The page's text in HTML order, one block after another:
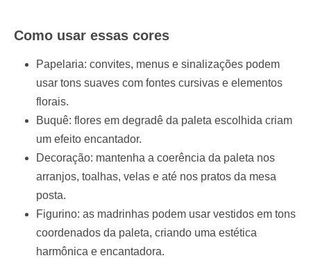
Como usar essas cores
Papelaria: convites, menus e sinalizações podem
usar tons suaves com fontes cursivas e elementos
florais.
Buquê: flores em degradê da paleta escolhida criam
um efeito encantador.
Decoração: mantenha a coerência da paleta nos
arranjos, toalhas, velas e até nos pratos da mesa
posta.
Figurino: as madrinhas podem usar vestidos em tons
coordenados da paleta, criando uma estética
harmônica e encantadora.